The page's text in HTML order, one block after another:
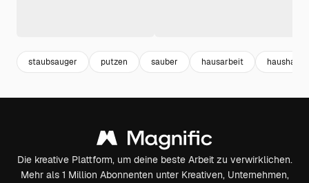
staubsauger putzen sauber hausarbeit haushalt
Die kreative Plattform, um deine beste Arbeit zu verwirklichen.
Mehr als 1 Million Abonnenten unter Kreativen, Unternehmen,